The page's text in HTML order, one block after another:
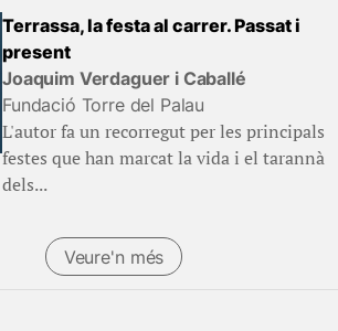
Terrassa, la festa al carrer. Passat i
present
Joaquim Verdaguer i Caballé
Fundació Torre del Palau
L'autor fa un recorregut per les principals
festes que han marcat la vida i el tarannà
dels...
Veure'n més